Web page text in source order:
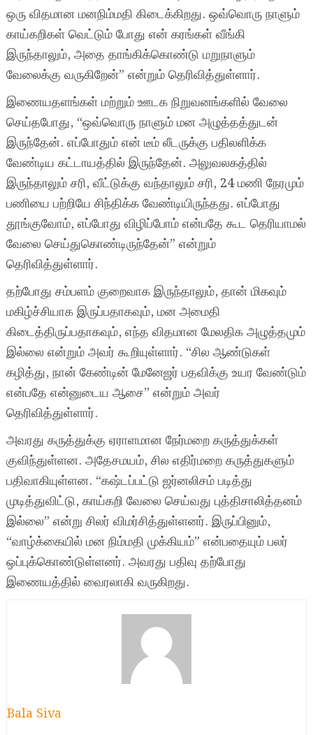
ஒரு விதமான மனநிம்மதி கிடைக்கிறது. ஒவ்வொரு நாளும்
காய்கறிகள் வெட்டும் போது என் கரங்கள் வீங்கி
இருந்தாலும், அதை தாங்கிக்கொண்டு மறுநாளும்
வேலைக்கு வருகிறேன்” என்றும் தெரிவித்துள்ளார்.
இணையதளங்கள் மற்றும் ஊடக நிறுவனங்களில் வேலை
செய்தபோது, “ஒவ்வொரு நாளும் மன அழுத்தத்துடன்
இருந்தேன். எப்போதும் என் டீம் லீடருக்கு பதிலளிக்க
வேண்டிய கட்டாயத்தில் இருந்தேன். அலுவலகத்தில்
இருந்தாலும் சரி, வீட்டுக்கு வந்தாலும் சரி, 24 மணி நேரமும்
பணியை பற்றியே சிந்திக்க வேண்டியிருந்தது. எப்போது
தூங்குவோம், எப்போது விழிப்போம் என்பதே கூட தெரியாமல்
வேலை செய்துகொண்டிருந்தேன்” என்றும்
தெரிவித்துள்ளார்.
தற்போது சம்பளம் குறைவாக இருந்தாலும், தான் மிகவும்
மகிழ்ச்சியாக இருப்பதாகவும், மன அமைதி
கிடைத்திருப்பதாகவும், எந்த விதமான மேலதிக அழுத்தமும்
இல்லை என்றும் அவர் கூறியுள்ளார். “சில ஆண்டுகள்
கழித்து, நான் கேண்டின் மேனேஜர் பதவிக்கு உயர வேண்டும்
என்பதே என்னுடைய ஆசை” என்றும் அவர்
தெரிவித்துள்ளார்.
அவரது கருத்துக்கு ஏராளமான நேர்மறை கருத்துக்கள்
குவிந்துள்ளன. அதேசமயம், சில எதிர்மறை கருத்துகளும்
பதிவாகியுள்ளன. “கஷ்டப்பட்டு ஜர்னலிசம் படித்து
முடித்துவிட்டு, காய்கறி வேலை செய்வது புத்திசாலித்தனம்
இல்லை” என்று சிலர் விமர்சித்துள்ளனர். இருப்பினும்,
“வாழ்க்கையில் மன நிம்மதி முக்கியம்” என்பதையும் பலர்
ஒப்புக்கொண்டுள்ளனர். அவரது பதிவு தற்போது
இணையத்தில் வைரலாகி வருகிறது.
Bala Siva